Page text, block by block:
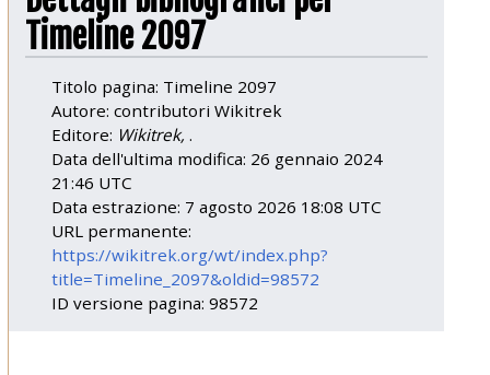
Timeline 2097
Titolo pagina: Timeline 2097
Autore: contributori Wikitrek
Editore: Wikitrek,.
Data dell'ultima modifica: 26 gennaio 2024
21:46 UTC
Data estrazione: 7 agosto 2026 18:08 UTC
URL permanente:
https://wikitrek.org/wt/index.php?
title=Timeline_2097&oldid=98572
ID versione pagina: 98572